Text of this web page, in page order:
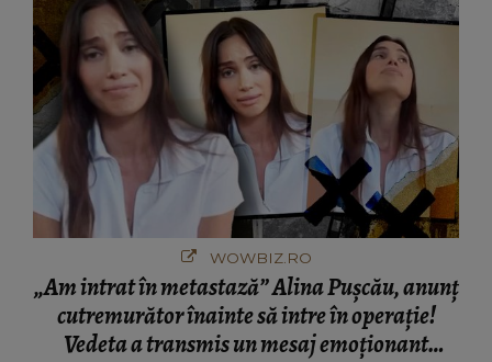
WOWBIZ.RO
„Am intrat în metastază” Alina Pușcău, anunț
cutremurător înainte să intre în operație!
Vedeta a transmis un mesaj emoționant